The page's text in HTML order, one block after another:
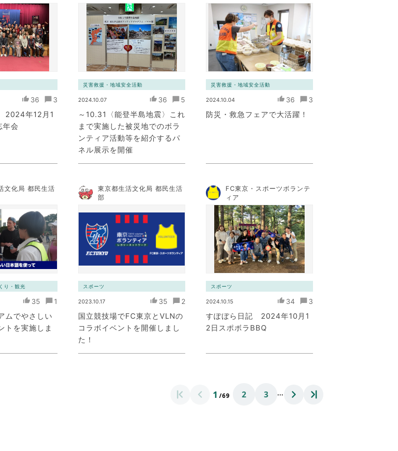
36 3
2024年12月1
年会
災害救援・地域安全活動
2024.10.07 36 5
～10.31〈能登半島地震〉これ
まで実施した被災地でのボラ
ンティア活動等を紹介するパ
ネル展示を開催
災害救援・地域安全活動
2024.10.04 36 3
防災・救急フェアで大活躍！
文化局 都民生活
り・観光
35 1
ムでやさしい
トを実施しま
東京都生活文化局 都民生活
部
スポーツ
2023.10.17 35 2
国立競技場でFC東京とVLNの
コラボイベントを開催しまし
た！
FC東京・スポーツボランテ
ィア
スポーツ
2024.10.15 34 3
すぽぼら日記 2024年10月1
2日スポボラBBQ
1 /69 2 3 …